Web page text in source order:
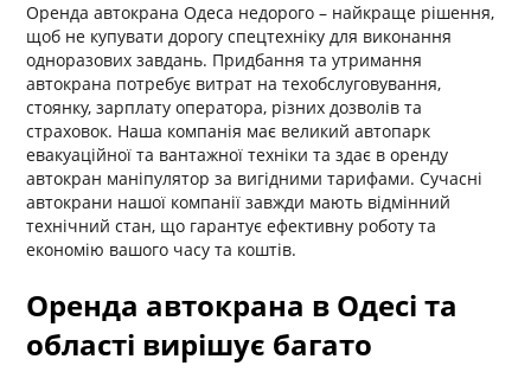
Оренда автокрана Одеса недорого – найкраще рішення,
щоб не купувати дорогу спецтехніку для виконання
одноразових завдань. Придбання та утримання
автокрана потребує витрат на техобслуговування,
стоянку, зарплату оператора, різних дозволів та
страховок. Наша компанія має великий автопарк
евакуаційної та вантажної техніки та здає в оренду
автокран маніпулятор за вигідними тарифами. Сучасні
автокрани нашої компанії завжди мають відмінний
технічний стан, що гарантує ефективну роботу та
економію вашого часу та коштів.
Оренда автокрана в Одесі та
області вирішує багато